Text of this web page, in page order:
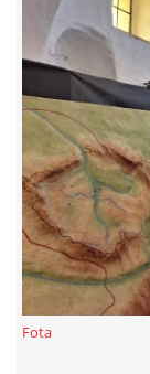
NOVINKY
KALKULACE-
Fota